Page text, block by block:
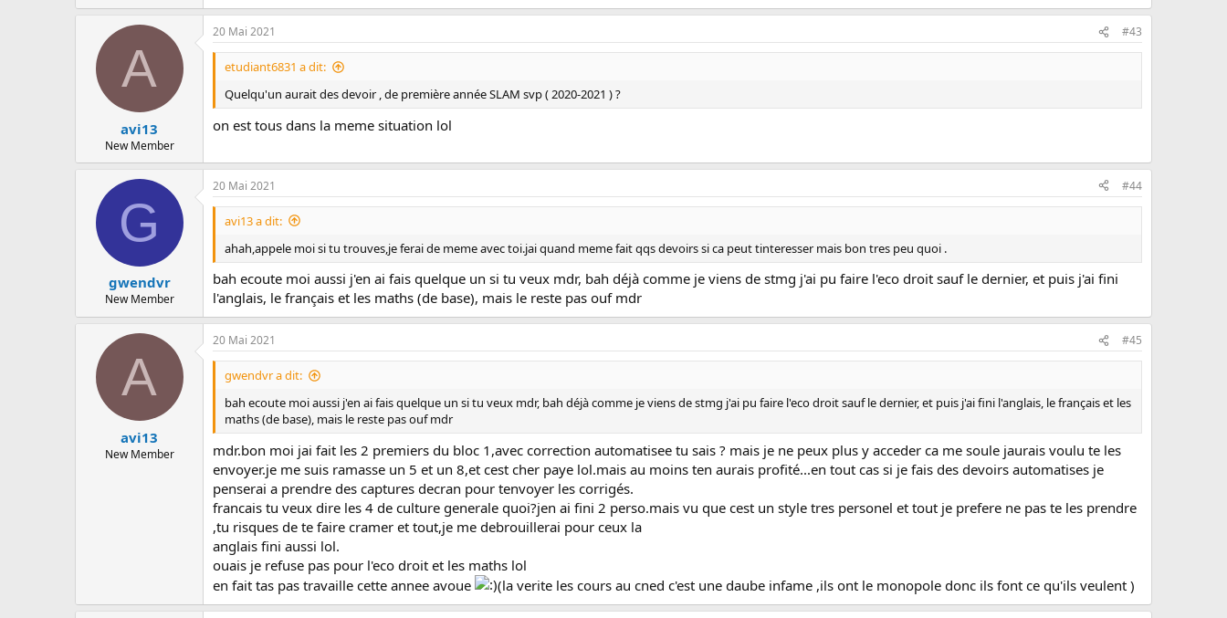
A
avi13
New Member
20 Mai 2021 #43
etudiant6831 a dit:
Quelqu'un aurait des devoir , de première année SLAM svp ( 2020-2021 ) ?
on est tous dans la meme situation lol
G
gwendvr
New Member
20 Mai 2021 #44
avi13 a dit:
ahah,appele moi si tu trouves,je ferai de meme avec toi.jai quand meme fait qqs devoirs si ca peut tinteresser mais bon tres peu quoi .
bah ecoute moi aussi j'en ai fais quelque un si tu veux mdr, bah déjà comme je viens de stmg j'ai pu faire l'eco droit sauf le dernier, et puis j'ai fini
l'anglais, le français et les maths (de base), mais le reste pas ouf mdr
A
avi13
New Member
20 Mai 2021 #45
gwendvr a dit:
bah ecoute moi aussi j'en ai fais quelque un si tu veux mdr, bah déjà comme je viens de stmg j'ai pu faire l'eco droit sauf le dernier, et puis j'ai fini l'anglais, le français et les
maths (de base), mais le reste pas ouf mdr
mdr.bon moi jai fait les 2 premiers du bloc 1,avec correction automatisee tu sais ? mais je ne peux plus y acceder ca me soule jaurais voulu te les
envoyer.je me suis ramasse un 5 et un 8,et cest cher paye lol.mais au moins ten aurais profité...en tout cas si je fais des devoirs automatises je
penserai a prendre des captures decran pour tenvoyer les corrigés.
francais tu veux dire les 4 de culture generale quoi?jen ai fini 2 perso.mais vu que cest un style tres personel et tout je prefere ne pas te les prendre
,tu risques de te faire cramer et tout,je me debrouillerai pour ceux la
anglais fini aussi lol.
ouais je refuse pas pour l'eco droit et les maths lol
en fait tas pas travaille cette annee avoue
(la verite les cours au cned c'est une daube infame ,ils ont le monopole donc ils font ce qu'ils veulent )